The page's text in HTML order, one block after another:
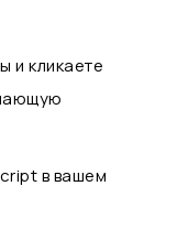
и кликаете
в вашем